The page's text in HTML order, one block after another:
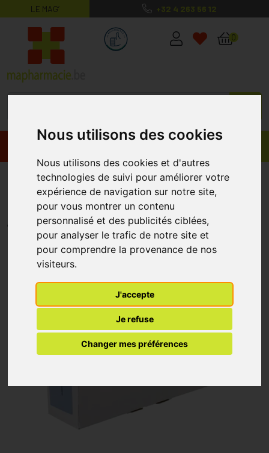
Nous utilisons des cookies
Nous utilisons des cookies et d'autres
technologies de suivi pour améliorer votre
expérience de navigation sur notre site,
pour vous montrer un contenu
personnalisé et des publicités ciblées,
pour analyser le trafic de notre site et
pour comprendre la provenance de nos
visiteurs.
J'accepte
Je refuse
Changer mes préférences
LE MAG’ +32 4 263 56 12
MaPharmacie.be ma santé, mes
0
Alterna P/o Enfant + A/reflux +
Securit 20 1789
ALTERNA